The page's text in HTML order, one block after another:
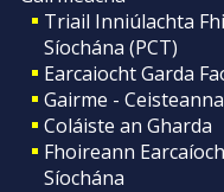
Triail Inniúlachta
Síochána (PCT)
Earcaiocht Garda
Gairme -
Coláiste an Gharda
Fhoireann
Síochána